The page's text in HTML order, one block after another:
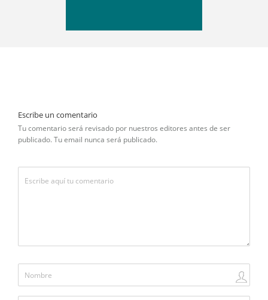
Escribe un comentario
Tu comentario será revisado por nuestros editores antes de ser
publicado. Tu email nunca será publicado.